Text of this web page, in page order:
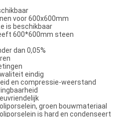
voor 600x600mm
is beschikbaar
600*600mm steen
dan 0,05%
eindig
en compressie-weerstand
groen bouwmateriaal
is hard en condenseert